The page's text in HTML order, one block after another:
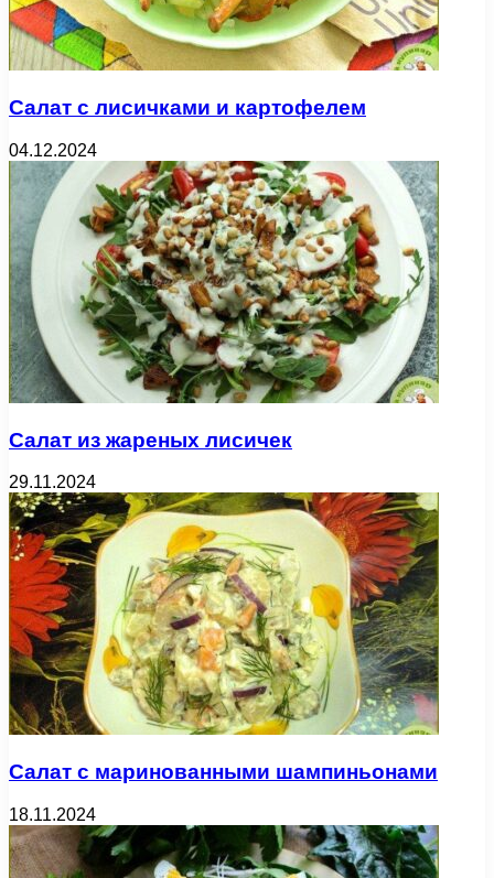
Салат с лисичками и картофелем
04.12.2024
Салат из жареных лисичек
29.11.2024
Салат с маринованными шампиньонами
18.11.2024